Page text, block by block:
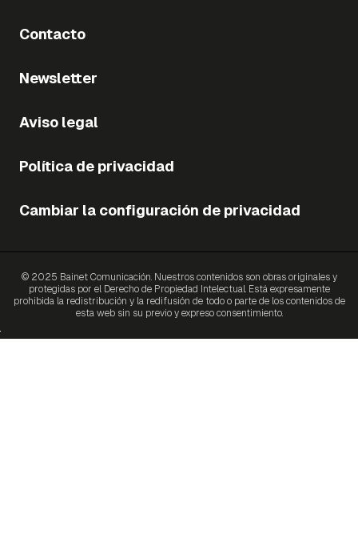
Contacto
Newsletter
Aviso legal
Política de privacidad
Cambiar la configuración de privacidad
© 2025 Bainet Comunicación. Nuestros contenidos son obras originales y
protegidas por el Derecho de Propiedad Intelectual. Está expresamente
prohibida la redistribución y la redifusión de todo o parte de los contenidos de
esta web sin su previo y expreso consentimiento.